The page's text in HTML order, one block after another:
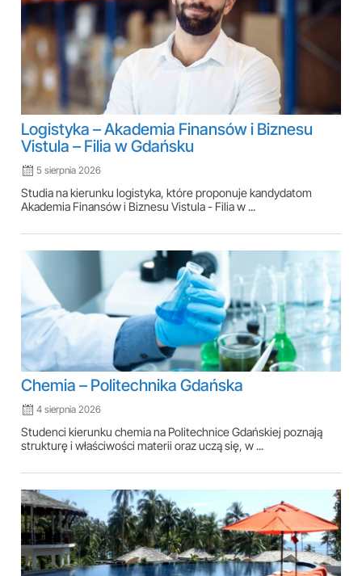
Logistyka – Akademia Finansów i Biznesu
Vistula – Filia w Gdańsku
5 sierpnia 2026
Studia na kierunku logistyka, które proponuje kandydatom
Akademia Finansów i Biznesu Vistula - Filia w ...
Chemia – Politechnika Gdańska
4 sierpnia 2026
Studenci kierunku chemia na Politechnice Gdańskiej poznają
strukturę i właściwości materii oraz uczą się, w ...